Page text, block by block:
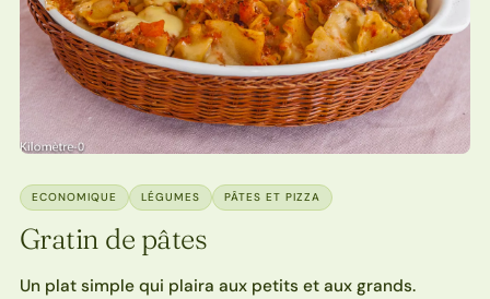
ECONOMIQUE LÉGUMES PÂTES ET PIZZA
Gratin de pâtes
Un plat simple qui plaira aux petits et aux grands.